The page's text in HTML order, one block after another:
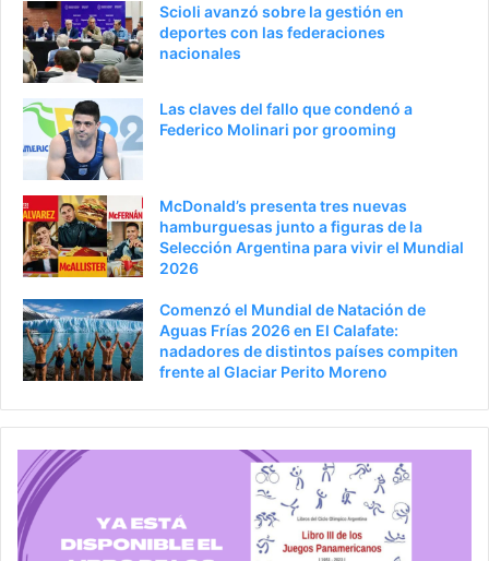
Scioli avanzó sobre la gestión en
deportes con las federaciones
nacionales
Las claves del fallo que condenó a
Federico Molinari por grooming
McDonald’s presenta tres nuevas
hamburguesas junto a figuras de la
Selección Argentina para vivir el Mundial
2026
Comenzó el Mundial de Natación de
Aguas Frías 2026 en El Calafate:
nadadores de distintos países compiten
frente al Glaciar Perito Moreno